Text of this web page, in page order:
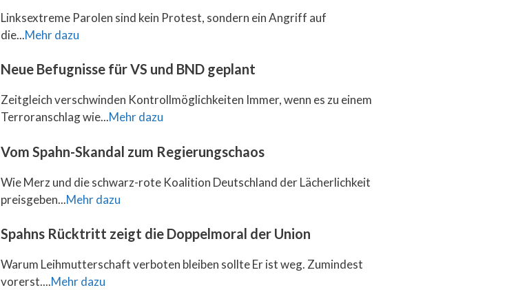
Linksextreme Parolen sind kein Protest, sondern ein Angriff auf
die...Mehr dazu
Neue Befugnisse für VS und BND geplant
Zeitgleich verschwinden Kontrollmöglichkeiten Immer, wenn es zu einem
Terroranschlag wie...Mehr dazu
Vom Spahn-Skandal zum Regierungschaos
Wie Merz und die schwarz-rote Koalition Deutschland der Lächerlichkeit
preisgeben...Mehr dazu
Spahns Rücktritt zeigt die Doppelmoral der Union
Warum Leihmutterschaft verboten bleiben sollte Er ist weg. Zumindest
vorerst....Mehr dazu